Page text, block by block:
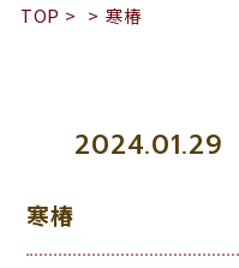
TOP > > 寒椿
2024.01.29
寒椿